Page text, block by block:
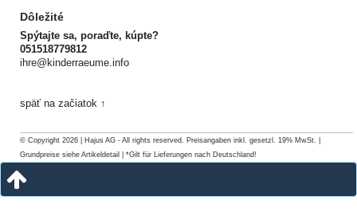
Dôležité
Spýtajte sa, poraďte, kúpte?
051518779812
ihre@kinderraeume.info
späť na začiatok ↑
© Copyright 2026 | Hajus AG - All rights reserved. Preisangaben inkl. gesetzl. 19% MwSt. |
Grundpreise siehe Artikeldetail | *Gilt für Lieferungen nach Deutschland!